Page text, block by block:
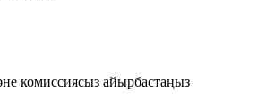
комиссиясыз айырбастаңыз